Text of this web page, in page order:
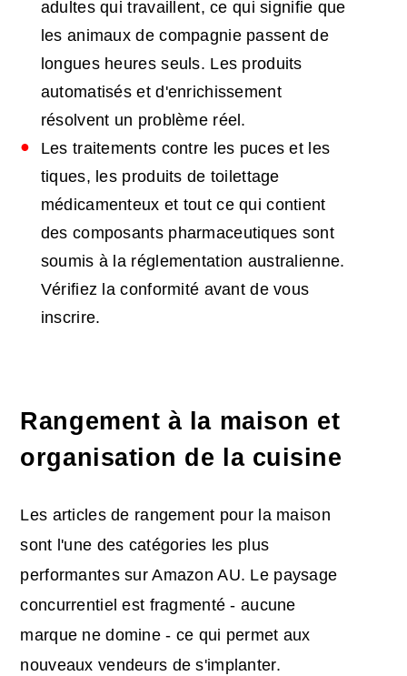
adultes qui travaillent, ce qui signifie que
les animaux de compagnie passent de
longues heures seuls. Les produits
automatisés et d'enrichissement
résolvent un problème réel.
Les traitements contre les puces et les
tiques, les produits de toilettage
médicamenteux et tout ce qui contient
des composants pharmaceutiques sont
soumis à la réglementation australienne.
Vérifiez la conformité avant de vous
inscrire.
Rangement à la maison et
organisation de la cuisine
Les articles de rangement pour la maison
sont l'une des catégories les plus
performantes sur Amazon AU. Le paysage
concurrentiel est fragmenté - aucune
marque ne domine - ce qui permet aux
nouveaux vendeurs de s'implanter.